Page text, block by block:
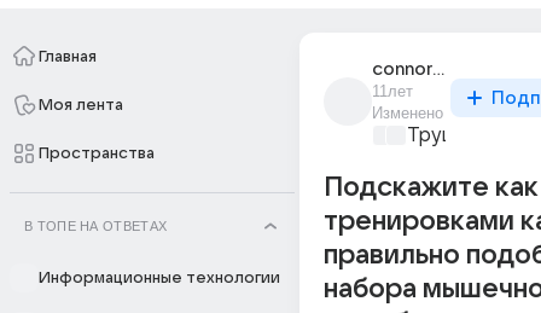
Главная
Моя лента
Пространства
В ТОПЕ НА ОТВЕТАХ
Информационные технологии
connor_20
11лет
Изменено
Трушный
Подскажите
тренировками
правильно
набора